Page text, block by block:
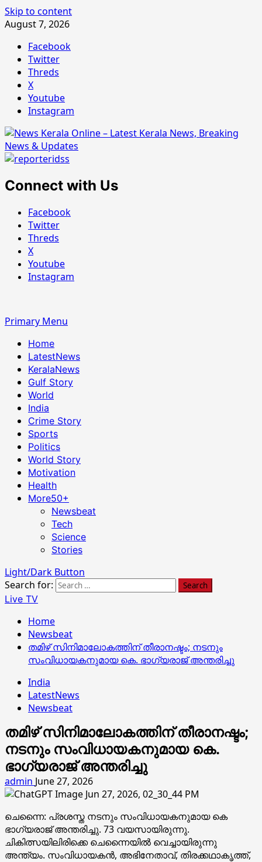
Skip to content
August 7, 2026
Facebook
Twitter
Threds
X
Youtube
Instagram
Connect with Us
Facebook
Twitter
Threds
X
Youtube
Instagram
Primary Menu
Home
LatestNews
KeralaNews
Gulf Story
World
India
Crime Story
Sports
Politics
World Story
Motivation
Health
More50+
Newsbeat
Tech
Science
Stories
Light/Dark Button
Search for:
Live TV
Home
Newsbeat
തമിഴ് സിനിമാലോകത്തിന് തീരാനഷ്ടം; നടനും
സംവിധായകനുമായ കെ. ഭാഗ്യരാജ് അന്തരിച്ചു
India
LatestNews
Newsbeat
തമിഴ് സിനിമാലോകത്തിന് തീരാനഷ്ടം;
നടനും സംവിധായകനുമായ കെ.
ഭാഗ്യരാജ് അന്തരിച്ചു
admin June 27, 2026
ചെന്നൈ: പ്രശസ്ത നടനും സംവിധായകനുമായ കെ
ഭാഗ്യരാജ് അന്തരിച്ചു. 73 വയസായിരുന്നു.
ചികിത്സയിലിരിക്കെ ചെന്നൈയില്‍ വെച്ചായിരുന്നു
അന്ത്യം. സംവിധായകന്‍, അഭിനേതാവ്, തിരക്കഥാകൃത്ത്,